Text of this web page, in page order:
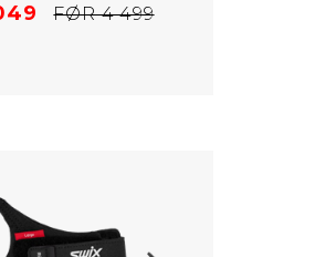
FØR 4 499